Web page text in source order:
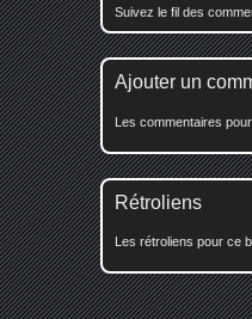
Suivez le fil des
Ajouter un
Les commentaires
Rétroliens
Les rétroliens pour ce